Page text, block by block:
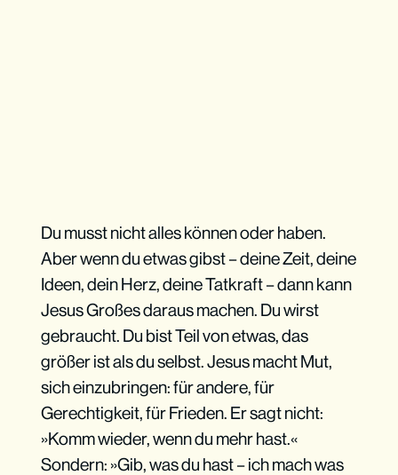
Du musst nicht alles können oder haben.
Aber wenn du etwas gibst – deine Zeit, deine
Ideen, dein Herz, deine Tatkraft – dann kann
Jesus Großes daraus machen. Du wirst
gebraucht. Du bist Teil von etwas, das
größer ist als du selbst. Jesus macht Mut,
sich einzubringen: für andere, für
Gerechtigkeit, für Frieden. Er sagt nicht:
»Komm wieder, wenn du mehr hast.«
Sondern: »Gib, was du hast – ich mach was